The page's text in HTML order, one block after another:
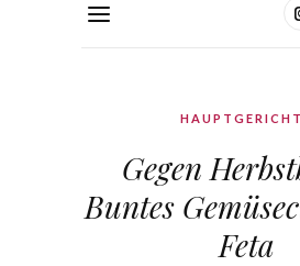
Gegen
Buntes
Feta